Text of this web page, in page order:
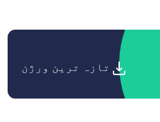
تازہ ترین ورژن